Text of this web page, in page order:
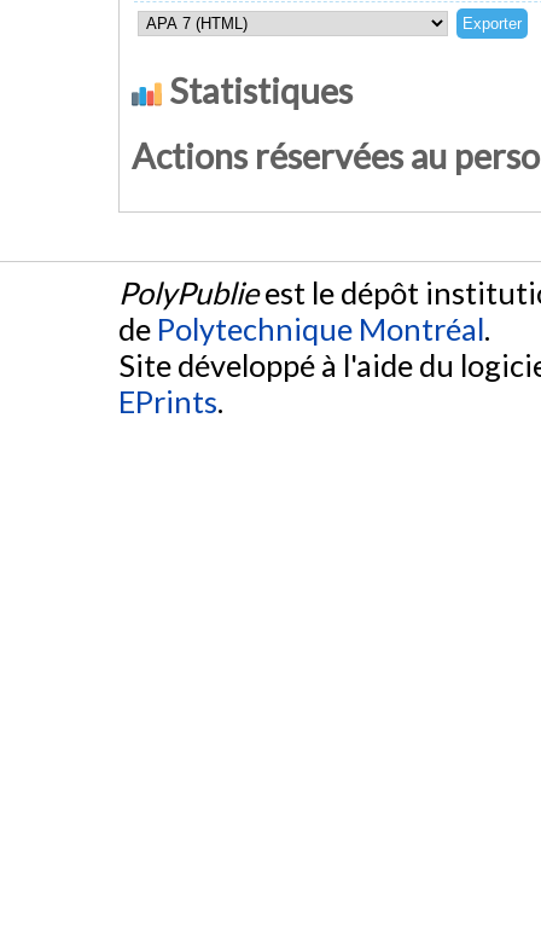
Statistiques
Actions réservées au
PolyPublieest le dépôt
de Polytechnique Montréal.
Site développé à l'aide du
EPrints.